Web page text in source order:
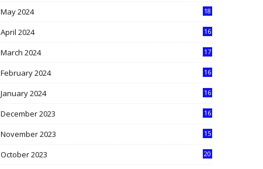
May 2024
18
April 2024
16
March 2024
17
February 2024
16
January 2024
16
December 2023
16
November 2023
15
October 2023
20